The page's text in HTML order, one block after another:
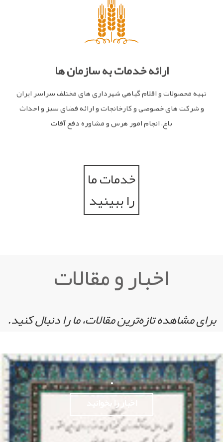
ارائه خدمات به سازمان ها
تهیه محصولات و اقلام گیاهی شهرداری های مختلف سراسر ایران
و شرکت های خصوصی و کارخانجات و ارائه فضای سبز و احداث
باغ، انجام امور هرس و مشاوره دفع آفات
خدمات ما
را ببینید
اخبار و مقالات
برای مشاهده تازه‌ترین مقالات، ما را دنبال کنید.
.
اخبار را بخوانید